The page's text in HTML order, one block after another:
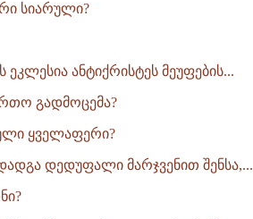
სიარული?
ანტიქრისტეს მეუფების...
გადმოცემა?
ყველაფერი?
დედუფალი მარჯვენით შენსა,...